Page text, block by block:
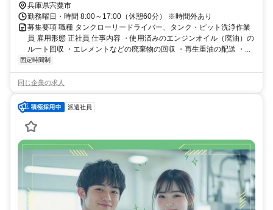
兵庫県宍粟市
勤務曜日・時間 8:00～17:00（休憩60分） ※時間外あり
募集要項 職種 タンクローリードライバー、タンク・ピット洗浄作業
員 雇用形態 正社員 仕事内容 ・使用済みのエンジンオイル（廃油）の
ルート回収 ・エレメントなどの廃棄物の回収 ・再生重油の配送 ・...
固定時間制
同じ企業の求人
派遣社員